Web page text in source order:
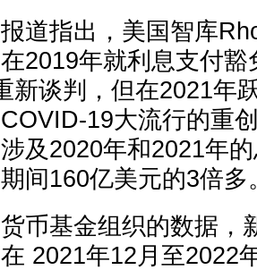
指出，美国智库
2019年就利息支付
新谈判，但在2021年
19大流行的重
及2020年和2021年
间160亿美元的3倍多
基金组织的数据，
2021年12月至2022